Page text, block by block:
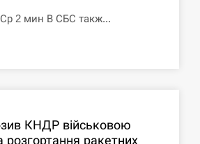
Ср 2 мин В СБС такж...
КНДР військовою
розгортання ракетних